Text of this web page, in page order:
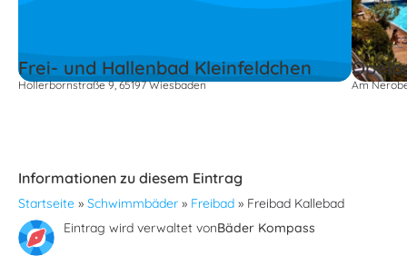
Frei- und Hallenbad Kleinfeldchen
Hollerbornstraße 9, 65197 Wiesbaden Am
Informationen zu diesem Eintrag
Startseite » Schwimmbäder » Freibad » Freibad Kallebad
Eintrag wird verwaltet vonBäder Kompass